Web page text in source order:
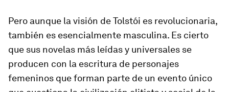
Pero aunque la visión de Tolstói es revolucionaria,
también es esencialmente masculina. Es cierto
que sus novelas más leídas y universales se
producen con la escritura de personajes
femeninos que forman parte de un evento único